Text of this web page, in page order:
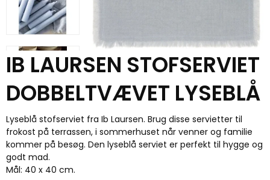
IB LAURSEN STOFSERVIET
DOBBELTVÆVET LYSEBLÅ
Lyseblå stofserviet fra Ib Laursen. Brug disse servietter til
frokost på terrassen, i sommerhuset når venner og familie
kommer på besøg. Den lyseblå serviet er perfekt til hygge og
godt mad.
Mål: 40 x 40 cm.